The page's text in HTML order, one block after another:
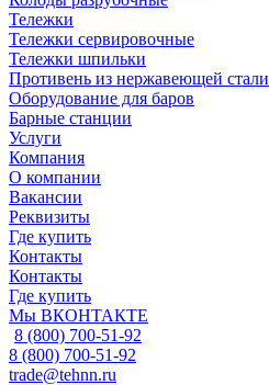
Тележки
Тележки сервировочные
Тележки шпильки
Противень из нержавеющей стали
Оборудование для баров
Барные станции
Услуги
Компания
О компании
Вакансии
Реквизиты
Где купить
Контакты
Контакты
Где купить
Мы ВКОНТАКТЕ
8 (800) 700-51-92
8 (800) 700-51-92
trade@tehnn.ru